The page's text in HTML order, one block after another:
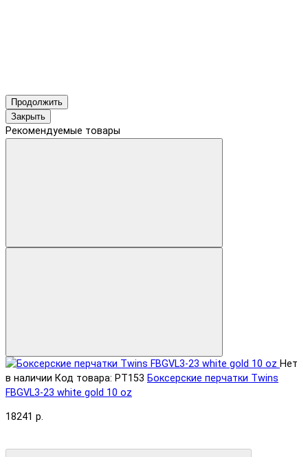
Продолжить
Закрыть
Рекомендуемые товары
Нет
в наличии Код товара: PT153 Боксерские перчатки Twins
FBGVL3-23 white gold 10 oz
18241 р.